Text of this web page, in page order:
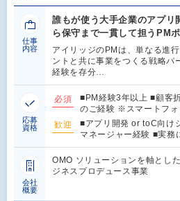
仕事
内容
誰もが使う大手企業のアプリ
ら保守まで一貫して担うPM
アイリッジのPMは、単なる進
ントと共に事業をつくる戦略パ
経験を存分…
応募
資格
必須
■PM経験3年以上 ■顧客
のご経験 ※スマートフ
歓迎
■アプリ開発 or toC向け
マネージャー経験 ■実務
会社
概要
OMO ソリューションを軸とし
ジネスプロデュース事業